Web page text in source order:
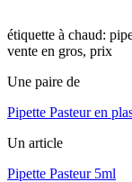
étiquette à chaud:
vente en gros, prix
Une paire de
Pipette Pasteur en
Un article
Pipette Pasteur 5ml